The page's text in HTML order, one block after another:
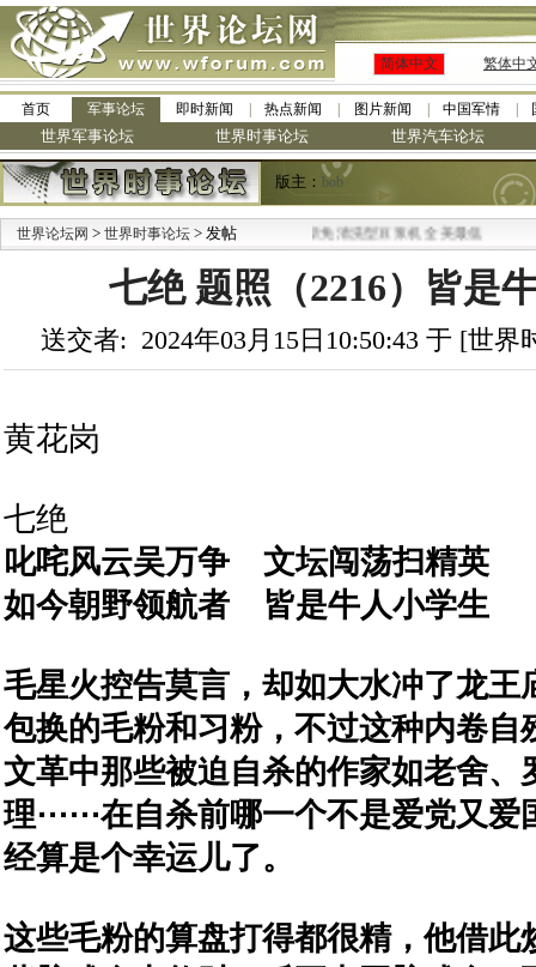
简体中文 繁体中
首页 军事论坛 即时新闻 热点新闻 图片新闻 中国军情
世界军事论坛 世界时事论坛 世界汽车论坛
版主： bob
世界论坛网 > 世界时事论坛 > 发帖
·九阳全新免清洗型豆浆机 全美最低
七绝 题照（2216）皆是
送交者: 2024年03月15日10:50:43 于 [世
黄花岗
七绝
叱咤风云吴万争
文坛闯荡扫精英
如今朝野领航者
皆是牛人小学生
毛星火控告莫言，却如大水冲了龙王
包换的毛粉和习粉，不过这种内卷自
文革中那些被迫自杀的作家如老舍、
理⋯⋯在自杀前哪一个不是爱党又爱
经算是个幸运儿了。
这些毛粉的算盘打得都很精，他借此